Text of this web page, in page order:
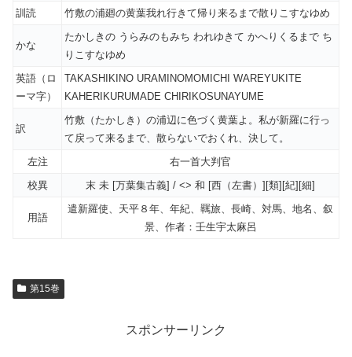
訓読
竹敷の浦廻の黄葉我れ行きて帰り来るまで散りこすなゆめ
かな
たかしきの うらみのもみち われゆきて かへりくるまで ち
りこすなゆめ
英語（ロ
ーマ字）
TAKASHIKINO URAMINOMOMICHI WAREYUKITE
KAHERIKURUMADE CHIRIKOSUNAYUME
訳
竹敷（たかしき）の浦辺に色づく黄葉よ。私が新羅に行っ
て戻って来るまで、散らないでおくれ、決して。
左注
右一首大判官
校異
末 未 [万葉集古義] / <> 和 [西（左書）][類][紀][細]
用語
遣新羅使、天平８年、年紀、羈旅、長崎、対馬、地名、叙
景、作者：壬生宇太麻呂
第15巻
スポンサーリンク